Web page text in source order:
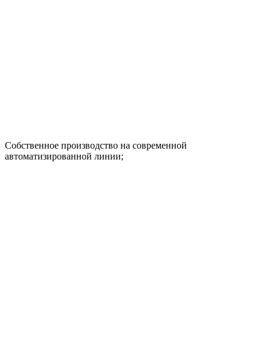
Собственное производство на современной
автоматизированной линии;